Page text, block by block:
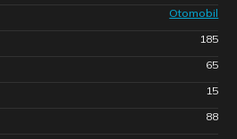
Otomobil
185
65
15
88